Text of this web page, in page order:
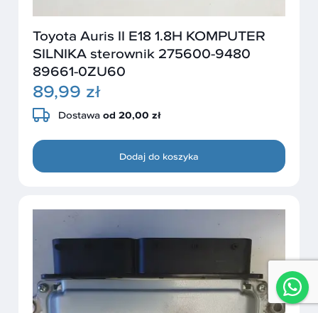
Toyota Auris II E18 1.8H KOMPUTER
SILNIKA sterownik 275600-9480
89661-0ZU60
89,99 zł
Dostawa od 20,00 zł
Dodaj do koszyka